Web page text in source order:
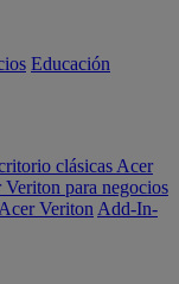
Educación
clásicas Acer
para negocios
Veriton Add-In-